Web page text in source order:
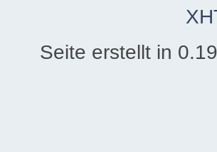
Seite erstellt in